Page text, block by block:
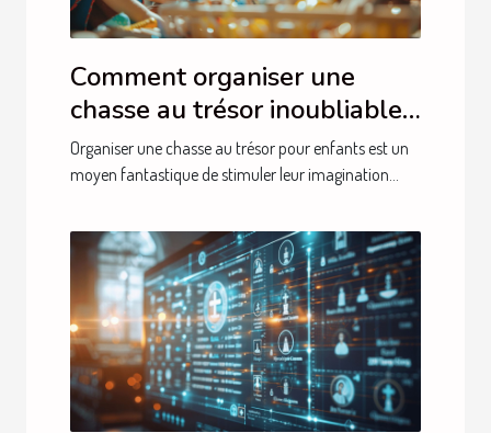
Comment organiser une
chasse au trésor inoubliable
pour enfants
Organiser une chasse au trésor pour enfants est un
moyen fantastique de stimuler leur imagination...